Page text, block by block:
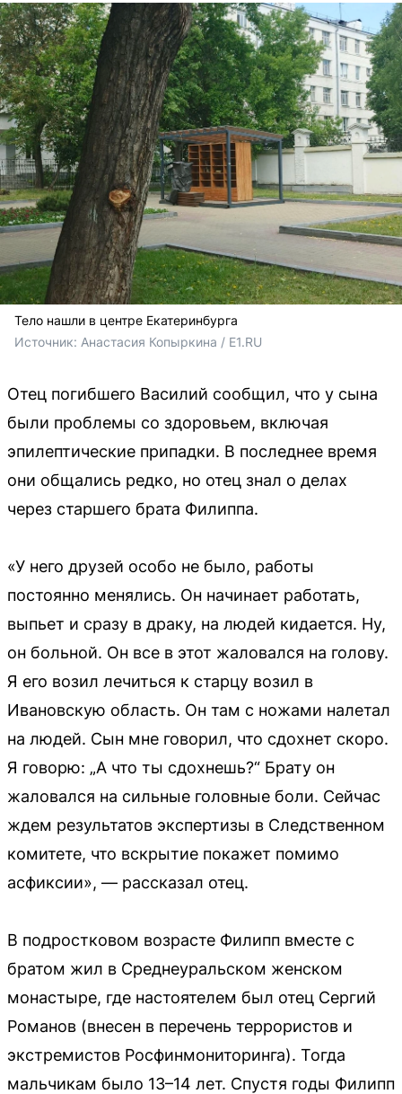
Тело нашли в центре Екатеринбурга
Источник: Анастасия Копыркина / E1.RU
Отец погибшего Василий сообщил, что у сына
были проблемы со здоровьем, включая
эпилептические припадки. В последнее время
они общались редко, но отец знал о делах
через старшего брата Филиппа.
«У него друзей особо не было, работы
постоянно менялись. Он начинает работать,
выпьет и сразу в драку, на людей кидается. Ну,
он больной. Он все в этот жаловался на голову.
Я его возил лечиться к старцу возил в
Ивановскую область. Он там с ножами налетал
на людей. Сын мне говорил, что сдохнет скоро.
Я говорю: „А что ты сдохнешь?“ Брату он
жаловался на сильные головные боли. Сейчас
ждем результатов экспертизы в Следственном
комитете, что вскрытие покажет помимо
асфиксии», — рассказал отец.
В подростковом возрасте Филипп вместе с
братом жил в Среднеуральском женском
монастыре, где настоятелем был отец Сергий
Романов (внесен в перечень террористов и
экстремистов Росфинмониторинга). Тогда
мальчикам было 13–14 лет. Спустя годы Филипп